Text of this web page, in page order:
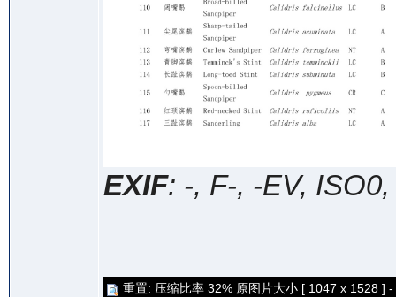
EXIF: -, F-, -EV,
重置: 压缩比率 32% 原图片大小 [ 1047 x 1528 ] -